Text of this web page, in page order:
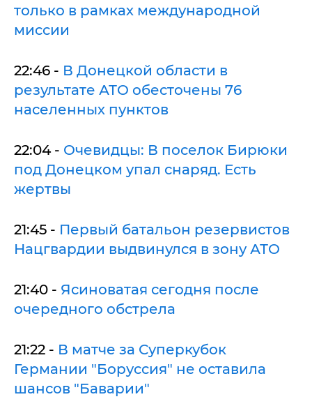
только в рамках международной
миссии
22:46 - В Донецкой области в
результате АТО обесточены 76
населенных пунктов
22:04 - Очевидцы: В поселок Бирюки
под Донецком упал снаряд. Есть
жертвы
21:45 - Первый батальон резервистов
Нацгвардии выдвинулся в зону АТО
21:40 - Ясиноватая сегодня после
очередного обстрела
21:22 - В матче за Суперкубок
Германии "Боруссия" не оставила
шансов "Баварии"